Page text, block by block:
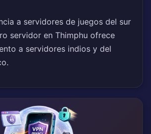
a servidores de juegos del sur
servidor en Thimphu ofrece
a servidores indios y del